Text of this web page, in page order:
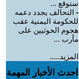
ستوقع ...
- التحالف يجدد دعمه
للحكومة اليمنية عقب
هجوم الحوثيين على
مأرب ...
المزيد.....
احدث الأخبار المهمة